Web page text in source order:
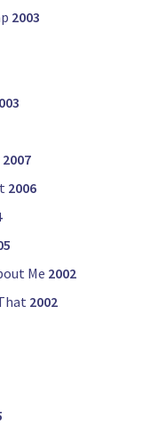
2003
2007
2006
Me 2002
2002